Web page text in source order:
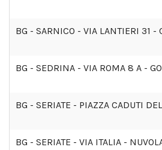
BG - SARNICO - VIA LANTIERI 31 -
BG - SEDRINA - VIA ROMA 8 A -
BG - SERIATE - PIAZZA CADUTI
BG - SERIATE - VIA ITALIA -